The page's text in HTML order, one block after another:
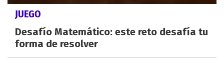
JUEGO
Desafío Matemático: este reto desafía tu
forma de resolver